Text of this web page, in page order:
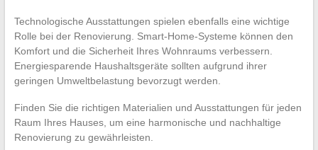
Technologische Ausstattungen spielen ebenfalls eine wichtige
Rolle bei der Renovierung. Smart-Home-Systeme können den
Komfort und die Sicherheit Ihres Wohnraums verbessern.
Energiesparende Haushaltsgeräte sollten aufgrund ihrer
geringen Umweltbelastung bevorzugt werden.
Finden Sie die richtigen Materialien und Ausstattungen für jeden
Raum Ihres Hauses, um eine harmonische und nachhaltige
Renovierung zu gewährleisten.